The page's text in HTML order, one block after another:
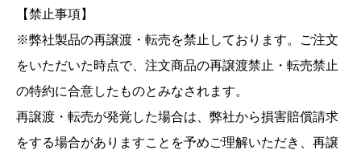
【禁止事項】
※弊社製品の再譲渡・転売を禁止しております。ご注文
をいただいた時点で、注文商品の再譲渡禁止・転売禁止
の特約に合意したものとみなされます。
再譲渡・転売が発覚した場合は、弊社から損害賠償請求
をする場合がありますことを予めご理解いただき、再譲